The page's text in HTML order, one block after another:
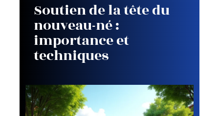
Soutien de la tête du
nouveau-né :
importance et
techniques